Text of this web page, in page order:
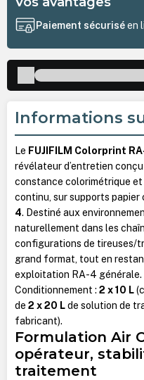
Paiement sécuriséen
Informations
Le FUJIFILM Colorprint
révélateur d’entretien
constance colorimétrique
continu, sur supports papier
4. Destiné aux
naturellement dans les
configurations de tireuses/
grand format, tout en
exploitation RA-4 générale.
Conditionnement : 2 x 10 L
de 2 x 20 Lde solution de
fabricant).
Formulation Air
opérateur,
traitement